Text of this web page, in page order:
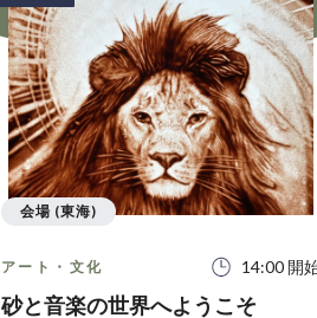
アート・文化 14:00 開
砂と音楽の世界へようこそ
会場 (東海)